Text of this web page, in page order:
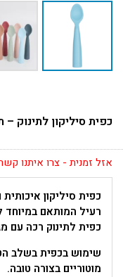
כפית סיליקון לתינוק
אזל זמנית - צרו איתנו
רעיל המותאם במיוחד
כפית לתינוק רכה עם
שימוש בכפית בשלב
מוטוריים בצורה טובה.